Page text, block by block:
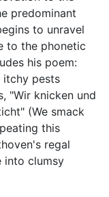
predominant
to unravel
to the phonetic
his poem:
itchy pests
"Wir knicken und
(We smack
this
regal
into clumsy